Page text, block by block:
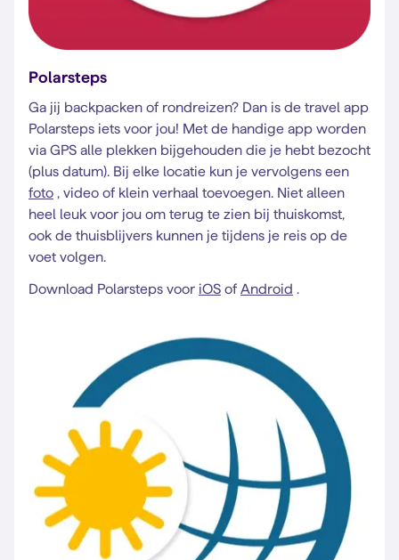
Polarsteps
Ga jij backpacken of rondreizen? Dan is de travel app
Polarsteps iets voor jou! Met de handige app worden
via GPS alle plekken bijgehouden die je hebt bezocht
(plus datum). Bij elke locatie kun je vervolgens een
foto , video of klein verhaal toevoegen. Niet alleen
heel leuk voor jou om terug te zien bij thuiskomst,
ook de thuisblijvers kunnen je tijdens je reis op de
voet volgen.
Download Polarsteps voor iOS of Android .